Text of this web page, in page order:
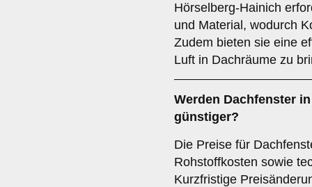
Hörselberg-Hainich
und Material, wodurch
Zudem bieten sie eine
Luft in Dachräume zu
Werden Dachfenster
günstiger?
Die Preise für
Rohstoffkosten sowie
Kurzfristige